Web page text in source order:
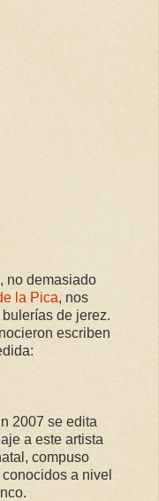
no demasiado
la Pica, nos
de jerez.
escriben
2007 se edita
a este artista
compuso
a nivel